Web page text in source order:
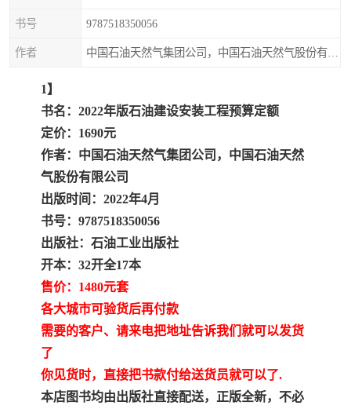
书号 9787518350056
作者
1】
书名：2022年版石油建设安装工程预算定额
定价：1690元
作者：中国石油天然气集团公司，中国石油天然
气股份有限公司
出版时间：2022年4月
书号：9787518350056
出版社：石油工业出版社
开本：32开全17本
售价：1480元套
各大城市可验货后再付款
需要的客户、请来电把地址告诉我们就可以发货
了
你见货时，直接把书款付给送货员就可以了.
本店图书均由出版社直接配送，正版全新，不必
锅炉及压力容器规范国际
性规范ASME
湖北省建设工程预算定额 年考军校教材资料
甘肃省建设工程预算定额 山西省建设工程预算定额
内蒙古建设工程预算定额
陕西建设工程消耗量定额
贵州水利水电定额
青海省建筑工程消耗量定
20kv及以下配电网工程定
验评定标准
广西建筑安装工程预算定 内河沿海港口疏浚定额